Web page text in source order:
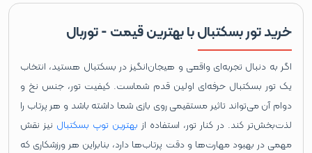
خرید تور بسکتبال با بهترین قیمت - توربال
اگر به دنبال تجربه‌ای واقعی و هیجان‌انگیز در بسکتبال هستید، انتخاب
یک تور بسکتبال حرفه‌ای اولین قدم شماست. کیفیت تور، جنس نخ و
دوام آن می‌تواند تاثیر مستقیمی روی بازی شما داشته باشد و هر پرتاب را
لذت‌بخش‌تر کند. در کنار تور، استفاده از بهترین توپ بسکتبال نیز نقش
مهمی در بهبود مهارت‌ها و دقت پرتاب‌ها دارد، بنابراین هر ورزشکاری که